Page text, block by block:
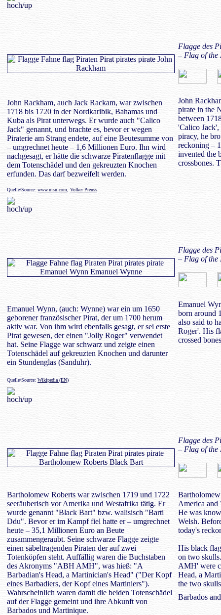
Flagge des
– Flag of the
John Rackham, auch Jack Rackam, war zwischen
1718 bis 1720 in der Nordkaribik, Bahamas und
Kuba als Pirat unterwegs. Er wurde auch "Calico
Jack" genannt, und brachte es, bevor er wegen
Piraterie am Strang endete, auf eine Beutesumme von
– umgrechnet heute – 1,6 Millionen Euro. Ihn wird
nachgesagt, er hätte die schwarze Piratenflagge mit
dem Totenschädel und den gekreuzten Knochen
erfunden. Das darf bezweifelt werden.
John
pirate in the
between
'Calico Jack',
piracy, he
reckoning –
invented the
crossbones.
Quelle/Source: www.msn.com Volker Preuss
Flagge des
– Flag of the
Emanuel Wynn, (auch: Wynne) war ein um 1650
geborener französischer Pirat, der um 1700 herum
aktiv war. Von ihm wird ebenfalls gesagt, er sei erste
Pirat gewesen, der einen "Jolly Roger" verwendet
hat. Seine Flagge war schwarz und zeigte einen
Totenschädel auf gekreuzten Knochen und darunter
ein Stundenglas (Sanduhr).
Emanuel
born around
also said to
Roger'. His
crossed
Quelle/Source: Wikipedia (EN)
Flagge des
– Flag of the
Bartholomew Roberts war zwischen 1719 und 1722
seeräuberisch vor Amerika und Westafrika tätig. Er
wurde genannt "Black Bart" bzw. walisisch "Barti
Ddu". Bevor er im Kampf fiel hatte er – umgrechnet
heute – 35,1 Millionen Euro an Beute
zusammengeraubt. Seine schwarze Flagge zeigte
einen säbeltragenden Piraten der auf zwei
Totenköpfen steht. Auffällig waren die Buchstaben
des Akronyms "ABH AMH", was hieß: "A
Barbadian's Head, a Martinician's Head" ("Der Kopf
eines Barbadiers, der Kopf eines Martiniers").
Wahrscheinlich waren damit die beiden Totenschädel
auf der Flagge gemeint und ihre Abkunft von
Barbados und Martinique.
America and
He was
Welsh.
today's
His black
on two
AMH' were
Head, a
the two
Barbados